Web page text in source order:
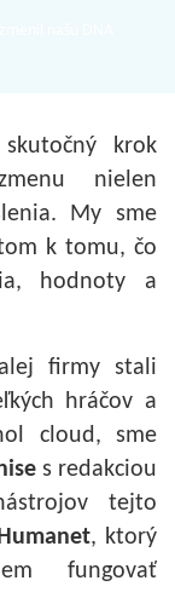
krok
nielen
My sme
k tomu, čo
hodnoty a
firmy stali
hráčov a
cloud, sme
s redakciou
tejto
, ktorý
fungovať